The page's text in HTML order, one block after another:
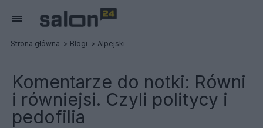
Strona główna Blogi Alpejski
Komentarze do notki: Równi
i równiejsi. Czyli politycy i
pedofilia